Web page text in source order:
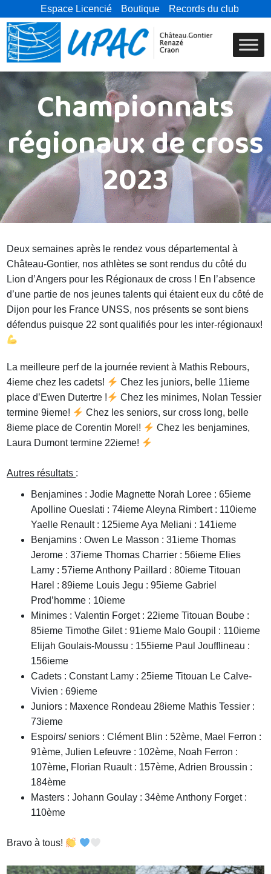
Espace Licencié Boutique Records du club
Championnats
régionaux de cross
2023
Deux semaines après le rendez vous départemental à
Château-Gontier, nos athlètes se sont rendus du côté du
Lion d’Angers pour les Régionaux de cross ! En l’absence
d’une partie de nos jeunes talents qui étaient eux du côté de
Dijon pour les France UNSS, nos présents se sont biens
défendus puisque 22 sont qualifiés pour les inter-régionaux!
La meilleure perf de la journée revient à Mathis Rebours,
4ieme chez les cadets!
Chez les juniors, belle 11ieme
place d’Ewen Dutertre !
Chez les minimes, Nolan Tessier
termine 9ieme!
Chez les seniors, sur cross long, belle
8ieme place de Corentin Morel!
Chez les benjamines,
Laura Dumont termine 22ieme!
Autres résultats :
Benjamines : Jodie Magnette Norah Loree : 65ieme
Apolline Oueslati : 74ieme Aleyna Rimbert : 110ieme
Yaelle Renault : 125ieme Aya Meliani : 141ieme
Benjamins : Owen Le Masson : 31ieme Thomas
Jerome : 37ieme Thomas Charrier : 56ieme Elies
Lamy : 57ieme Anthony Paillard : 80ieme Titouan
Harel : 89ieme Louis Jegu : 95ieme Gabriel
Prod’homme : 10ieme
Minimes : Valentin Forget : 22ieme Titouan Boube :
85ieme Timothe Gilet : 91ieme Malo Goupil : 110ieme
Elijah Goulais-Moussu : 155ieme Paul Joufflineau :
156ieme
Cadets : Constant Lamy : 25ieme Titouan Le Calve-
Vivien : 69ieme
Juniors : Maxence Rondeau 28ieme Mathis Tessier :
73ieme
Espoirs/ seniors : Clément Blin : 52ème, Mael Ferron :
91ème, Julien Lefeuvre : 102ème, Noah Ferron :
107ème, Florian Ruault : 157ème, Adrien Broussin :
184ème
Masters : Johann Goulay : 34ème Anthony Forget :
110ème
Bravo à tous!